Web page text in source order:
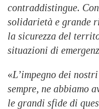
contraddistingue.
solidarietà e grande
la sicurezza del
situazioni di
«L’impegno dei
sempre, ne abbiamo
le grandi sfide di